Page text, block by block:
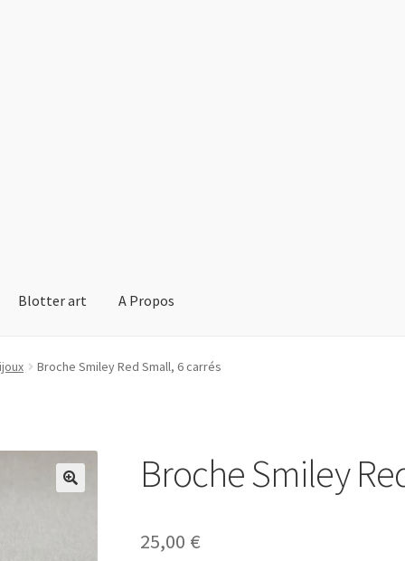
Blotter art A Propos
Broche Smiley Red Small, 6 carrés
Broche Smiley
25,00 €